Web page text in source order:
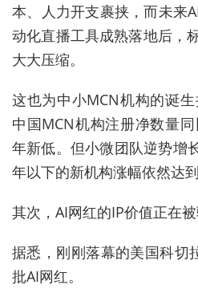
本、人力开支裹挟，而未来
动化直播工具成熟落地后，
大大压缩。
这也为中小MCN机构的诞
中国MCN机构注册净数量
年新低。但小微团队逆势增
年以下的新机构涨幅依然达到
其次，AI网红的IP价值正在被
据悉，刚刚落幕的美国科切
批AI网红。